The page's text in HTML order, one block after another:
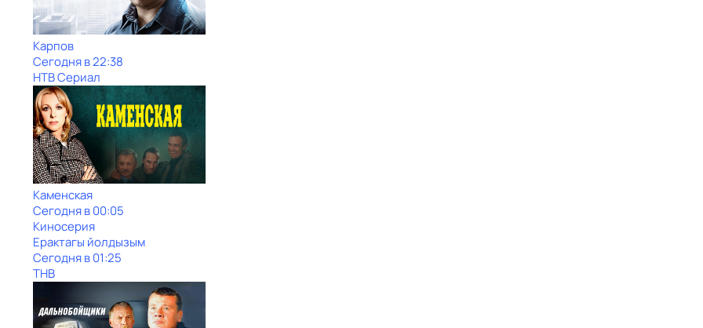
Карпов
Сегодня в 22:38
НТВ Сериал
Каменская
Сегодня в 00:05
Киносерия
Ерактагы йолдызым
Сегодня в 01:25
ТНВ